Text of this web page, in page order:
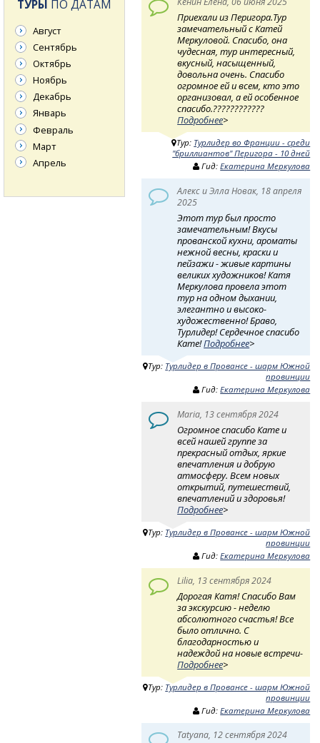
Приехали из Перигора.Тур
замечательный с Катей
Меркуловой. Спасибо, она
чудесная, тур интересный,
вкусный, насыщенный,
довольна очень. Спасибо
огромное ей и всем, кто это
организовал, а ей особенное
спасибо.????????????
Подробнее>
Тур: Турлидер во Франции - среди
"бриллиантов" Перигора - 10 дней
Гид:Екатерина Меркулова
Алекс и Элла Новак, 18 апреля
2025
Этот тур был просто
замечательным! Вкусы
прованской кухни, ароматы
нежной весны, краски и
пейзажи - живые картины
великих художников! Катя
Меркулова провела этот
тур на одном дыхании,
элегантно и высоко-
художественно! Браво,
Турлидер! Сердечное спасибо
Кате!Подробнее>
Тур: Турлидер в Провансе - шарм Южной
провинции
Гид:Екатерина Меркулова
Maria, 13 сентября 2024
Огромное спасибо Кате и
всей нашей группе за
прекрасный отдых, яркие
впечатления и добрую
атмосферу. Всем новых
открытий, путешествий,
впечатлений и здоровья!
Подробнее>
Тур: Турлидер в Провансе - шарм Южной
провинции
Гид:Екатерина Меркулова
Lilia, 13 сентября 2024
Дорогая Катя! Спасибо Вам
за экскурсию - неделю
абсолютного счастья! Все
было отлично. С
благодарностью и
надеждой на новые встречи-
Подробнее>
Тур: Турлидер в Провансе - шарм Южной
провинции
Гид:Екатерина Меркулова
Tatyana, 12 сентября 2024
ТУРЫ ПО ДАТАМ
Август
Сентябрь
Октябрь
Ноябрь
Декабрь
Январь
Февраль
Март
Апрель